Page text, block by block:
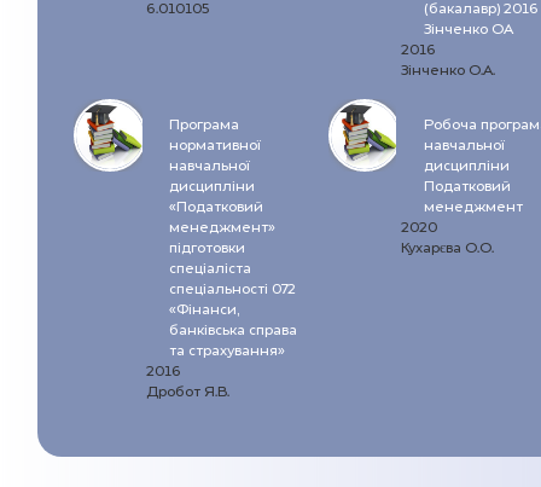
6.010105
(бакалавр) 2016
Зінченко ОА
2016
Зінченко О.А.
Програма
нормативної
навчальної
дисципліни
«Податковий
менеджмент»
підготовки
спеціаліста
спеціальності 072
«Фінанси,
банківська справа
та страхування»
2016
Дробот Я.В.
Робоча
навчальної
дисципліни
Податковий
менеджмент
2020
Кухарєва О.О.